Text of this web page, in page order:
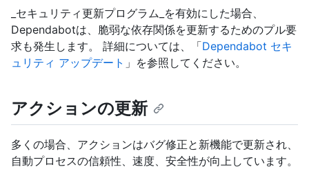
_セキュリティ更新プログラム_を有効にした場合、
Dependabotは、脆弱な依存関係を更新するためのプル要
求も発生します。 詳細については、「Dependabot セキ
ュリティ アップデート 」を参照してください。
アクションの更新
多くの場合、アクションはバグ修正と新機能で更新され、
自動プロセスの信頼性、速度、安全性が向上しています。